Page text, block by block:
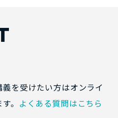
を受けたい方はオンライ
。 よくある質問はこちら